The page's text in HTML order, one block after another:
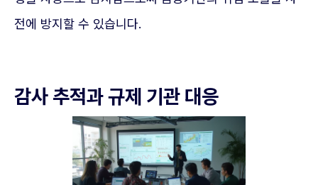
전에 방지할 수 있습니다.
감사 추적과 규제 기관 대응